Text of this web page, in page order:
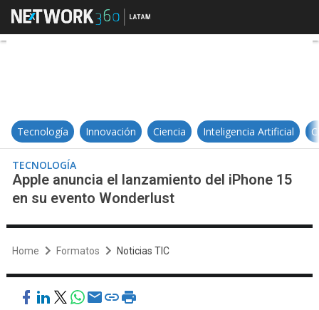
Apple anuncia el lanzamiento
Tecnología Innovación Ciencia Inteligencia Artificial
TECNOLOGÍA
Apple anuncia el lanzamiento del iPhone 15
en su evento Wonderlust
Home Formatos Noticias TIC